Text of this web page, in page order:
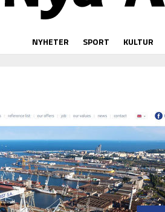
NYHETER SPORT KULTUR